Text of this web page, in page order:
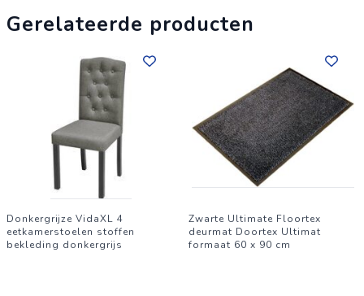
Gerelateerde producten
Donkergrijze VidaXL 4
eetkamerstoelen stoffen
bekleding donkergrijs
Zwarte Ultimate Floortex
deurmat Doortex Ultimat
formaat 60 x 90 cm